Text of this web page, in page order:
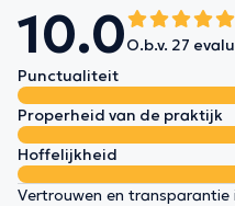
10.0O.b.v. 27
Punctualiteit
Properheid van de praktijk
Hoffelijkheid
Vertrouwen en transparantie